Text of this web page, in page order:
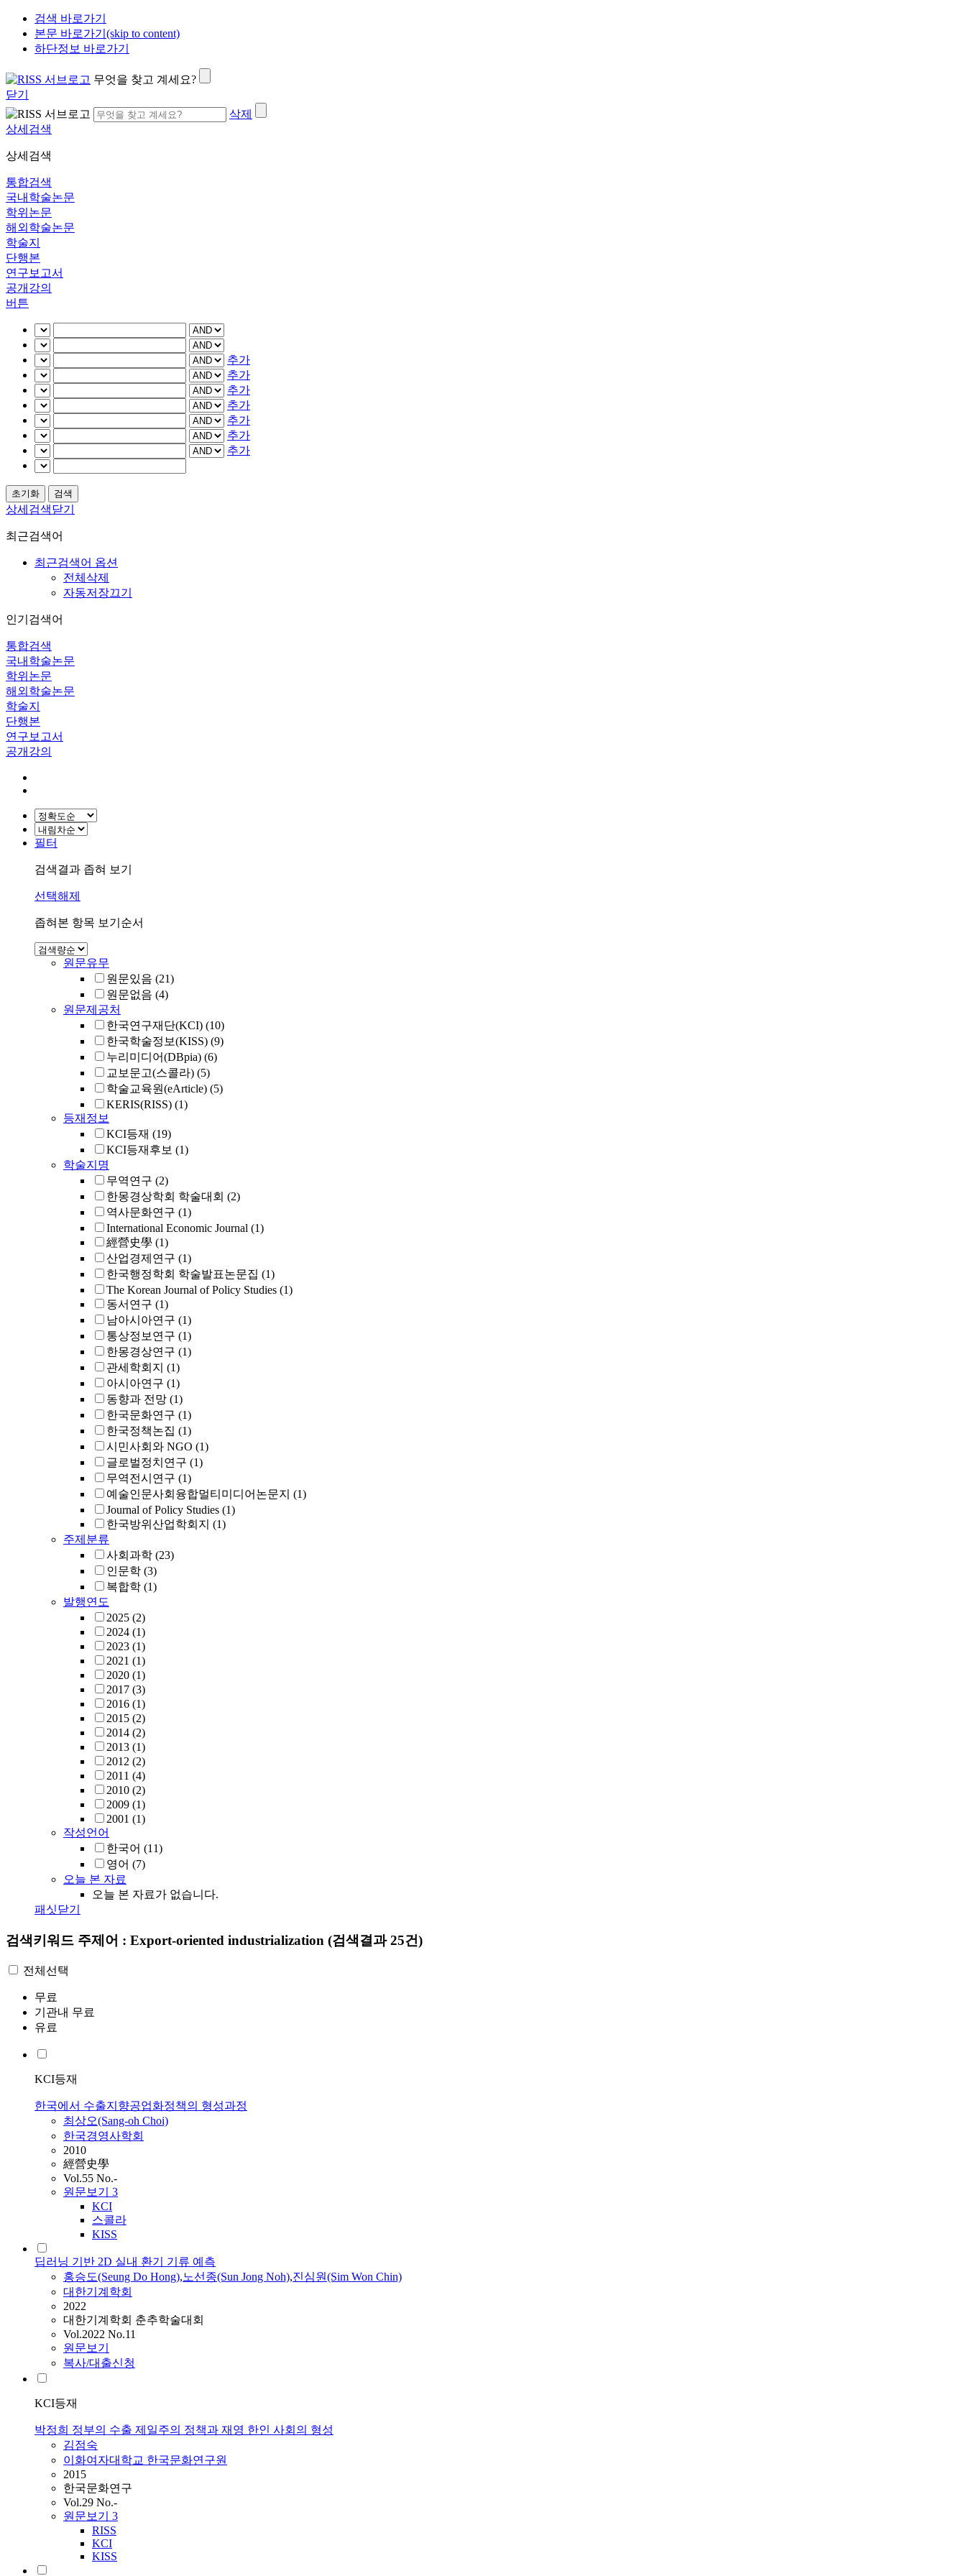
검색 바로가기
본문 바로가기(skip to content)
하단정보 바로가기
무엇을 찾고 계세요?
닫기
삭제
상세검색
상세검색
통합검색
국내학술논문
학위논문
해외학술논문
학술지
단행본
연구보고서
공개강의
버튼
추가
추가
추가
추가
추가
추가
추가
상세검색닫기
최근검색어
최근검색어 옵션
전체삭제
자동저장끄기
인기검색어
통합검색
국내학술논문
학위논문
해외학술논문
학술지
단행본
연구보고서
공개강의
필터
검색결과 좁혀 보기
선택해제
좁혀본 항목 보기순서
원문유무
원문있음 (21)
원문없음 (4)
원문제공처
한국연구재단(KCI) (10)
한국학술정보(KISS) (9)
누리미디어(DBpia) (6)
교보문고(스콜라) (5)
학술교육원(eArticle) (5)
KERIS(RISS) (1)
등재정보
KCI등재 (19)
KCI등재후보 (1)
학술지명
무역연구 (2)
한몽경상학회 학술대회 (2)
역사문화연구 (1)
International Economic Journal (1)
經營史學 (1)
산업경제연구 (1)
한국행정학회 학술발표논문집 (1)
The Korean Journal of Policy Studies (1)
동서연구 (1)
남아시아연구 (1)
통상정보연구 (1)
한몽경상연구 (1)
관세학회지 (1)
아시아연구 (1)
동향과 전망 (1)
한국문화연구 (1)
한국정책논집 (1)
시민사회와 NGO (1)
글로벌정치연구 (1)
무역전시연구 (1)
예술인문사회융합멀티미디어논문지 (1)
Journal of Policy Studies (1)
한국방위산업학회지 (1)
주제분류
사회과학 (23)
인문학 (3)
복합학 (1)
발행연도
2025 (2)
2024 (1)
2023 (1)
2021 (1)
2020 (1)
2017 (3)
2016 (1)
2015 (2)
2014 (2)
2013 (1)
2012 (2)
2011 (4)
2010 (2)
2009 (1)
2001 (1)
작성언어
한국어 (11)
영어 (7)
오늘 본 자료
오늘 본 자료가 없습니다.
패싯닫기
검색키워드 주제어 : Export-oriented industrialization (검색결과 25건)
전체선택
무료
기관내 무료
유료
KCI등재
한국에서 수출지향공업화정책의 형성과정
최상오(Sang-oh Choi)
한국경영사학회
2010
經營史學
Vol.55 No.-
원문보기 3
KCI
스콜라
KISS
딥러닝 기반 2D 실내 환기 기류 예측
홍승도(Seung Do Hong),노선종(Sun Jong Noh),진심원(Sim Won Chin)
대한기계학회
2022
대한기계학회 춘추학술대회
Vol.2022 No.11
원문보기
복사/대출신청
KCI등재
박정희 정부의 수출 제일주의 정책과 재영 한인 사회의 형성
김점숙
이화여자대학교 한국문화연구원
2015
한국문화연구
Vol.29 No.-
원문보기 3
RISS
KCI
KISS